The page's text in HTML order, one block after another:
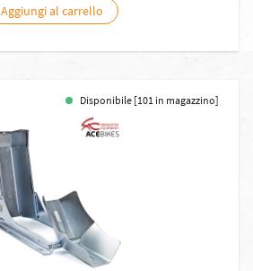
Aggiungi al carrello
Disponibile [101 in magazzino]